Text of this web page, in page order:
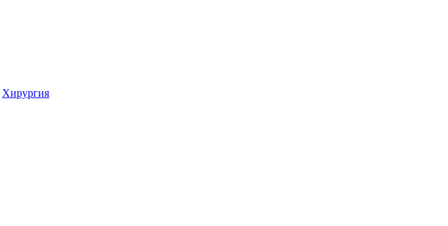
Хирургия